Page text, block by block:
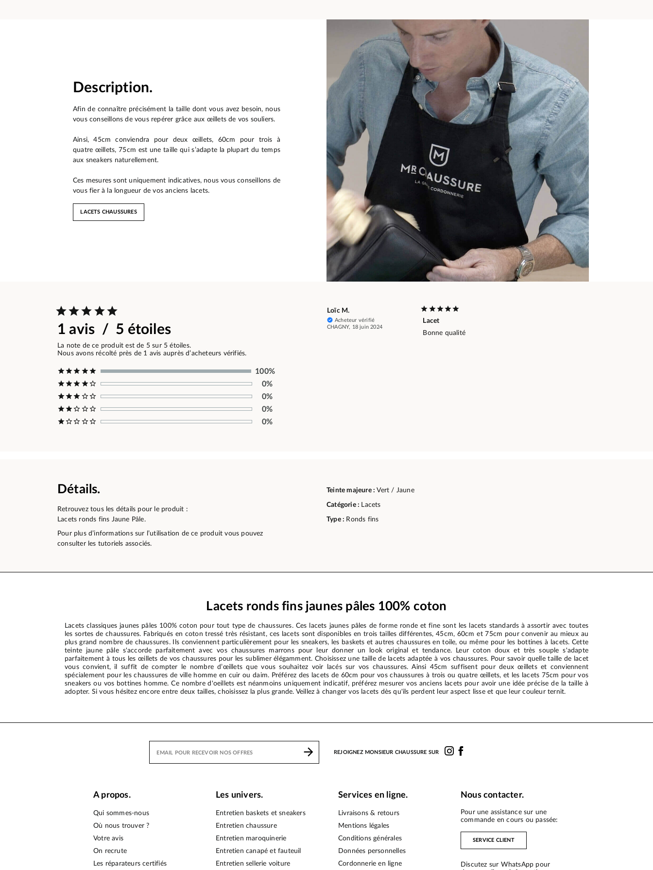
Description.
Afin de connaître précisément la taille dont vous avez besoin, nous
vous conseillons de vous repérer grâce aux œillets de vos souliers.
Ainsi, 45cm conviendra pour deux œillets, 60cm pour trois à
quatre œillets, 75cm est une taille qui s’adapte la plupart du temps
aux sneakers naturellement.
Ces mesures sont uniquement indicatives, nous vous conseillons de
vous fier à la longueur de vos anciens lacets.
LACETS CHAUSSURES
1 avis / 5 étoiles
La note de ce produit est de 5 sur 5 étoiles.
Nous avons récolté près de 1 avis auprès d’acheteurs vérifiés.
100%
0%
0%
0%
0%
Loïc M.
Acheteur vérifié
CHAGNY, 18 juin 2024
Lacet
Bonne qualité
Détails.
Retrouvez tous les détails pour le produit :
Lacets ronds fins Jaune Pâle.
Pour plus d’informations sur l’utilisation de ce produit vous pouvez
consulter les tutoriels associés.
Teinte majeure :Vert / Jaune
Catégorie : Lacets
Type : Ronds fins
Lacets ronds fins jaunes pâles 100% coton
Lacets classiques jaunes pâles 100% coton pour tout type de chaussures. Ces lacets jaunes pâles de forme ronde et fine sont les lacets standards à assortir avec toutes
les sortes de chaussures. Fabriqués en coton tressé très résistant, ces lacets sont disponibles en trois tailles différentes, 45cm, 60cm et 75cm pour convenir au mieux au
plus grand nombre de chaussures. Ils conviennent particulièrement pour les sneakers, les baskets et autres chaussures en toile, ou même pour les bottines à lacets. Cette
teinte jaune pâle s'accorde parfaitement avec vos chaussures marrons pour leur donner un look original et tendance. Leur coton doux et très souple s'adapte
parfaitement à tous les œillets de vos chaussures pour les sublimer élégamment. Choisissez une taille de lacets adaptée à vos chaussures. Pour savoir quelle taille de lacet
vous convient, il suffit de compter le nombre d’œillets que vous souhaitez voir lacés sur vos chaussures. Ainsi 45cm suffisent pour deux œillets et conviennent
spécialement pour les chaussures de ville homme en cuir ou daim. Préférez des lacets de 60cm pour vos chaussures à trois ou quatre œillets, et les lacets 75cm pour vos
sneakers ou vos bottines homme. Ce nombre d'oeillets est néanmoins uniquement indicatif, préférez mesurer vos anciens lacets pour avoir une idée précise de la taille à
adopter. Si vous hésitez encore entre deux tailles, choisissez la plus grande. Veillez à changer vos lacets dès qu'ils perdent leur aspect lisse et que leur couleur ternit.
REJOIGNEZ MONSIEUR CHAUSSURE SUR
A propos.
Qui sommes-nous
Où nous trouver ?
Votre avis
On recrute
Les réparateurs certifiés
Les univers.
Entretien baskets et sneakers
Entretien chaussure
Entretien maroquinerie
Entretien canapé et fauteuil
Entretien sellerie voiture
Services en ligne.
Livraisons & retours
Mentions légales
Conditions générales
Données personnelles
Cordonnerie en ligne
Nous contacter.
Pour une assistance sur une
commande en cours ou passée:
SERVICE CLIENT
Discutez sur WhatsApp pour